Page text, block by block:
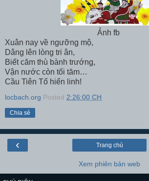
Ảnh fb
Xuân nay về ngưỡng mộ,
Dâng lên lòng tri ân,
Biết căm thù bành trướng,
Vận nước còn tối tăm…
Cầu Tiên Tổ hiển linh!
locbach.org Posted 2:26:00 CH
Chia sẻ
‹ Trang chủ
Xem phiên bản web